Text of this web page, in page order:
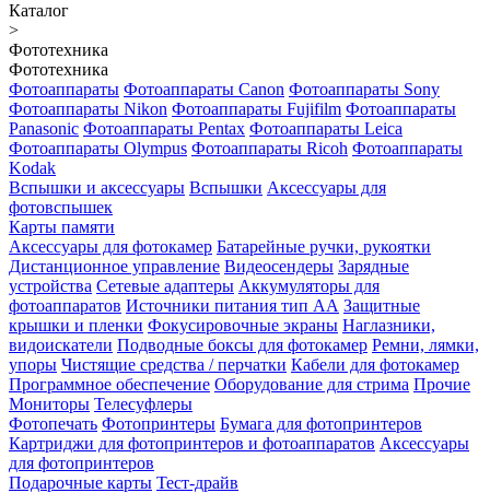
Каталог
>
Фототехника
Фототехника
Фотоаппараты Фотоаппараты Canon Фотоаппараты Sony
Фотоаппараты Nikon Фотоаппараты Fujifilm Фотоаппараты
Panasonic Фотоаппараты Pentax Фотоаппараты Leica
Фотоаппараты Olympus Фотоаппараты Ricoh Фотоаппараты
Kodak
Вспышки и аксессуары Вспышки Аксессуары для
фотовспышек
Карты памяти
Аксессуары для фотокамер Батарейные ручки, рукоятки
Дистанционное управление Видеосендеры Зарядные
устройства Сетевые адаптеры Аккумуляторы для
фотоаппаратов Источники питания тип АА Защитные
крышки и пленки Фокусировочные экраны Наглазники,
видоискатели Подводные боксы для фотокамер Ремни, лямки,
упоры Чистящие средства / перчатки Кабели для фотокамер
Программное обеспечение Оборудование для стрима Прочие
Мониторы Телесуфлеры
Фотопечать Фотопринтеры Бумага для фотопринтеров
Картриджи для фотопринтеров и фотоаппаратов Аксессуары
для фотопринтеров
Подарочные карты Тест-драйв